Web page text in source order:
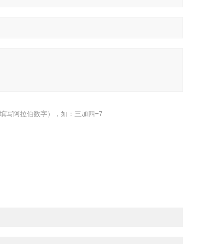
写阿拉伯数字），如：三加四=7